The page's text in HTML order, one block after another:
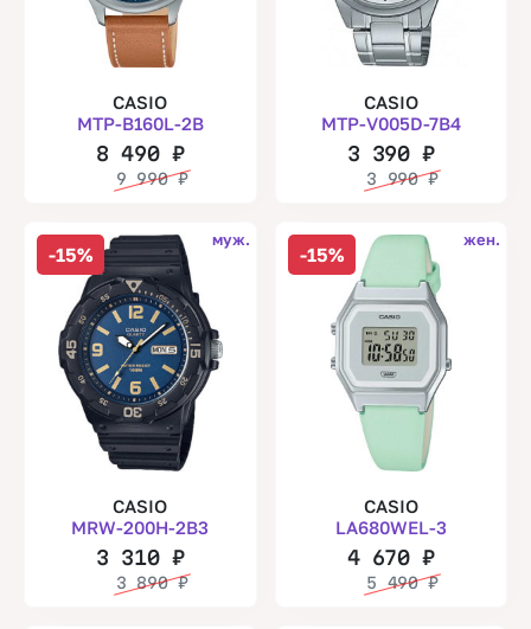
CASIO
MTP-B160L-2B
8 490 ₽
9 990₽
CASIO
MTP-V005D-7B4
3 390₽
3 990₽
-15%
муж.
CASIO
MRW-200H-2B3
3 310 ₽
3 890₽
-15%
жен.
CASIO
LA680WEL-3
4 670₽
5 490₽